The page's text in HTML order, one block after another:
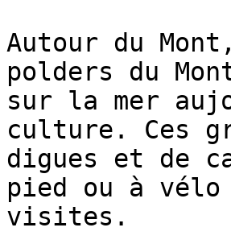
Autour du
polders du
sur la mer
culture. Ces
digues et de
pied ou à
visites.